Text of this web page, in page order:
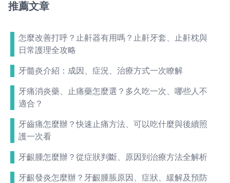
推薦文章
怎麼改善打呼？止鼾器有用嗎？止鼾牙套、止鼾枕與
日常護理全攻略
牙髓炎介紹：成因、症況、治療方式一次瞭解
牙痛消炎藥、止痛藥怎麼選？多久吃一次、哪些人不
適合？
牙齒痛怎麼辦？快速止痛方法、可以吃什麼與後續照
護一次看
牙齦腫怎麼辦？從症狀判斷、原因到治療方法全解析
牙齦發炎怎麼辦？牙齦腫脹原因、症狀、緩解及預防